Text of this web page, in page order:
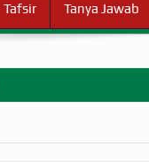
Tafsir Tanya Jawab